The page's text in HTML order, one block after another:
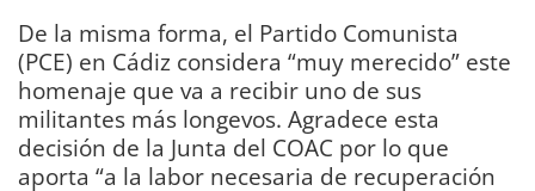
De la misma forma, el Partido Comunista
(PCE) en Cádiz considera “muy merecido” este
homenaje que va a recibir uno de sus
militantes más longevos. Agradece esta
decisión de la Junta del COAC por lo que
aporta “a la labor necesaria de recuperación